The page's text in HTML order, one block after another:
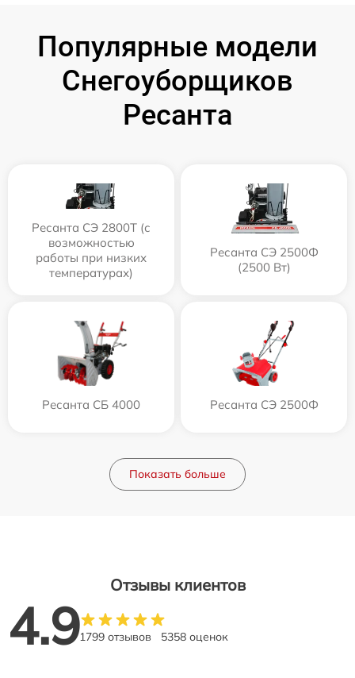
Популярные модели
Снегоуборщиков
Ресанта
Ресанта СЭ 2800Т (с
возможностью
работы при низких
температурах)
Ресанта СЭ 2500Ф
(2500 Вт)
Ресанта СБ 4000 Ресанта СЭ 2500Ф
Показать больше
Отзывы клиентов
4.91799 отзывов 5358 оценок